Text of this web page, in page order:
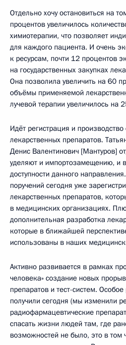
Отдельно хочу остановиться на
процентов увеличилось
химиотерапии, что позволяет
для каждого пациента. И очень
к ресурсам, почти 12 процентов
на государственных закупках
Она позволила увеличить на 60
объёмы применяемой
лучевой терапии увеличилось на
Идёт регистрация и производство
лекарственных препаратов.
Денис Валентинович [Мантуров]
уделяют и импортозамещению, и
доступности данного
поручений сегодня уже
лекарственных препаратов,
в медицинских организациях.
дополнительная разработка
которые в ближайшей
использованы в наших
Активно развивается в рамках
человека» создание новых
препаратов и тест-систем.
получили сегодня (мы изменили
радиофармацевтические
спасать жизни людей там, где
возможностей не было, это в том